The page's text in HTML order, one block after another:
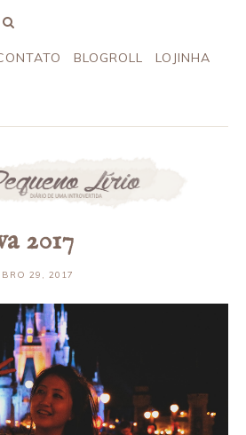
BLOGROLL LOJINHA
2017
29, 2017